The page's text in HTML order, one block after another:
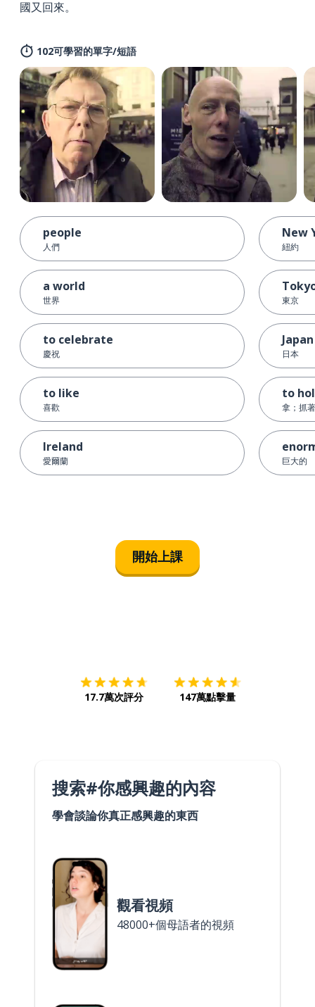
國又回來。
102可學習的單字/短語
people
人們
a world
世界
to celebrate
慶祝
to like
喜歡
Ireland
愛爾蘭
New
紐約
東京
Japan
日本
to
拿；抓著
巨大的
開始上課
17.7萬次評分 147萬點擊量
搜索#你感興趣的內容
學會談論你真正感興趣的東西
觀看視頻
48000+個母語者的視頻